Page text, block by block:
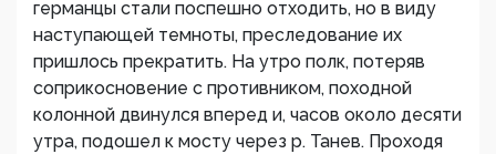
германцы стали поспешно отходить, но в виду
наступающей темноты, преследование их
пришлось прекратить. На утро полк, потеряв
соприкосновение с противником, походной
колонной двинулся вперед и, часов около десяти
утра, подошел к мосту через р. Танев. Проходя